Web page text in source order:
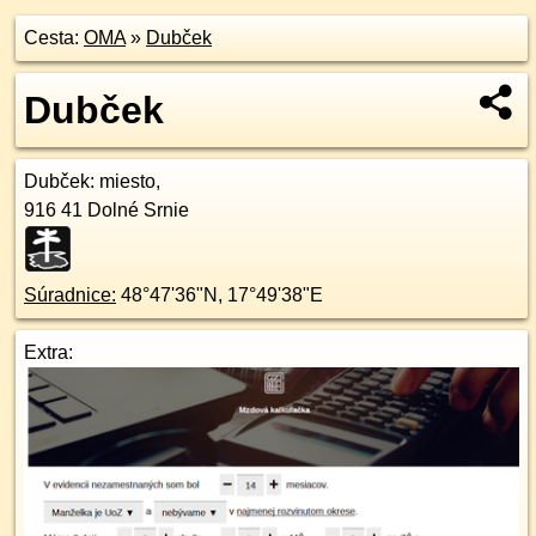
Cesta: OMA» Dubček
Dubček
Dubček: miesto,
916 41 Dolné Srnie
Súradnice: 48°47'36"N , 17°49'38"E
Extra: